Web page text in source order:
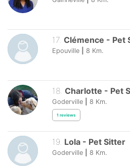
17. Clémence - Pet
Epouville 8 Km.
18. Charlotte - Pet
Goderville 8 Km.
1 reviews
19. Lola - Pet Sitter
Goderville 8 Km.